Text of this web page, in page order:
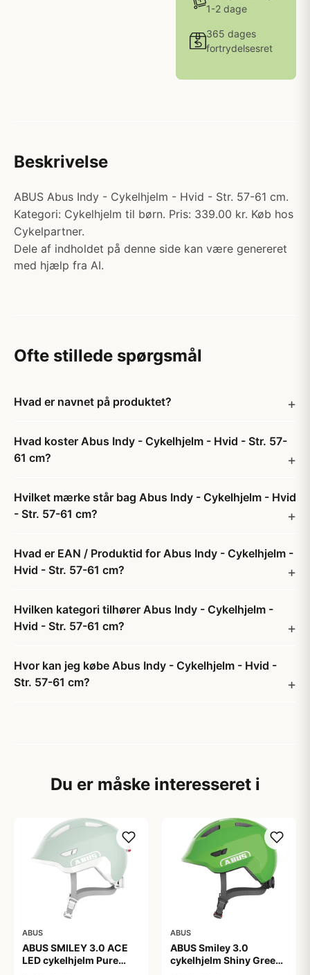
1-2 dage
365 dages
fortrydelsesret
Beskrivelse
ABUS Abus Indy - Cykelhjelm - Hvid - Str. 57-61 cm.
Kategori: Cykelhjelm til børn. Pris: 339.00 kr. Køb hos
Cykelpartner.
Dele af indholdet på denne side kan være genereret
med hjælp fra AI.
Ofte stillede spørgsmål
Hvad er navnet på produktet?
Hvad koster Abus Indy - Cykelhjelm - Hvid - Str. 57-
61 cm?
Hvilket mærke står bag Abus Indy - Cykelhjelm - Hvid
- Str. 57-61 cm?
Hvad er EAN / Produktid for Abus Indy - Cykelhjelm -
Hvid - Str. 57-61 cm?
Hvilken kategori tilhører Abus Indy - Cykelhjelm -
Hvid - Str. 57-61 cm?
Hvor kan jeg købe Abus Indy - Cykelhjelm - Hvid -
Str. 57-61 cm?
Du er måske interesseret i
ABUS
ABUS SMILEY 3.0 ACE
LED cykelhjelm Pure
ABUS
ABUS Smiley 3.0
cykelhjelm Shiny Green